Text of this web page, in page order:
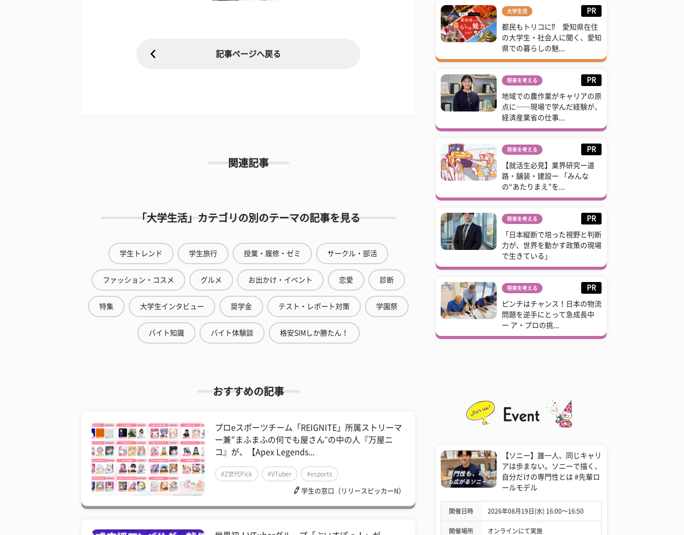
記事ページへ戻る
関連記事
「大学生活」カテゴリの別のテーマの記事を見る
学生トレンド 学生旅行 授業・履修・ゼミ サークル・部活
ファッション・コスメ グルメ お出かけ・イベント 恋愛 診断
特集 大学生インタビュー 奨学金 テスト・レポート対策 学園祭
バイト知識 バイト体験談 格安SIMしか勝たん！
おすすめの記事
プロeスポーツチーム「REIGNITE」所属ストリーマ
ー兼”まふまふの何でも屋さん"の中の人『万屋ニ
コ』が、【Apex Legends...
#Z世代Pick #VTuber #esports
学生の窓口（リリースピッカーN）
大学生活 PR
都民もトリコに⁉ 愛知県在住
の大学生・社会人に聞く、愛知
県での暮らしの魅...
将来を考える PR
地域での農作業がキャリアの原
点に──現場で学んだ経験が、
経済産業省の仕事...
将来を考える PR
【就活生必見】業界研究ー道
路・舗装・建設ー 「みんな
の“あたりまえ”を...
将来を考える PR
「日本縦断で培った視野と判断
力が、世界を動かす政策の現場
で生きている」
将来を考える PR
ピンチはチャンス！日本の物流
問題を逆手にとって急成長中
ー ア・プロの挑...
【ソニー】誰一人、同じキャリ
アは歩まない。ソニーで描く、
自分だけの専門性とは #先輩ロ
ールモデル
開催日時 2026年08月19日(水) 16:00〜16:50
開催場所 オンラインにて実施